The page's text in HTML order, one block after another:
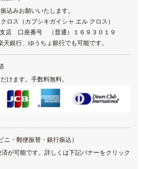
込みお願いいたします。
ロス（カブシキガイシャ エル クロス）
店 口座番号 （普通）１６９３０１９
銀行、ゆうちょ銀行でも可能です。
けます。手数料無料。
・郵便振替・銀行振込）
が可能です。詳しくは下記バナーをクリック